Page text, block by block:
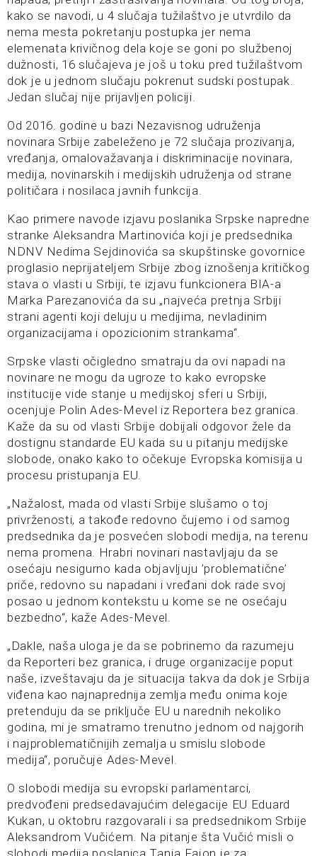
kako se navodi, u 4 slučaja tužilaštvo je utvrdilo da
nema mesta pokretanju postupka jer nema
elemenata krivičnog dela koje se goni po službenoj
dužnosti, 16 slučajeva je još u toku pred tužilaštvom
dok je u jednom slučaju pokrenut sudski postupak.
Jedan slučaj nije prijavljen policiji.
Od 2016. godine u bazi Nezavisnog udruženja
novinara Srbije zabeleženo je 72 slučaja prozivanja,
vređanja, omalovažavanja i diskriminacije novinara,
medija, novinarskih i medijskih udruženja od strane
političara i nosilaca javnih funkcija.
Kao primere navode izjavu poslanika Srpske napredne
stranke Aleksandra Martinovića koji je predsednika
NDNV Nedima Sejdinovića sa skupštinske govornice
proglasio neprijateljem Srbije zbog iznošenja kritičkog
stava o vlasti u Srbiji, te izjavu funkcionera BIA-a
Marka Parezanovića da su „najveća pretnja Srbiji
strani agenti koji deluju u medijima, nevladinim
organizacijama i opozicionim strankama“.
Srpske vlasti očigledno smatraju da ovi napadi na
novinare ne mogu da ugroze to kako evropske
institucije vide stanje u medijskoj sferi u Srbiji,
ocenjuje Polin Ades-Mevel iz Reportera bez granica.
Kaže da su od vlasti Srbije dobijali odgovor žele da
dostignu standarde EU kada su u pitanju medijske
slobode, onako kako to očekuje Evropska komisija u
procesu pristupanja EU.
„Nažalost, mada od vlasti Srbije slušamo o toj
privrženosti, a takođe redovno čujemo i od samog
predsednika da je posvećen slobodi medija, na terenu
nema promena. Hrabri novinari nastavljaju da se
osećaju nesigurno kada objavljuju ’problematične’
priče, redovno su napadani i vređani dok rade svoj
posao u jednom kontekstu u kome se ne osećaju
bezbedno“, kaže Ades-Mevel.
„Dakle, naša uloga je da se pobrinemo da razumeju
da Reporteri bez granica, i druge organizacije poput
naše, izveštavaju da je situacija takva da dok je Srbija
viđena kao najnaprednija zemlja među onima koje
pretenduju da se priključe EU u narednih nekoliko
godina, mi je smatramo trenutno jednom od najgorih
i najproblematičnijih zemalja u smislu slobode
medija“, poručuje Ades-Mevel.
O slobodi medija su evropski parlamentarci,
predvođeni predsedavajućim delegacije EU Eduard
Kukan, u oktobru razgovarali i sa predsednikom Srbije
Aleksandrom Vučićem. Na pitanje šta Vučić misli o
slobodi medija poslanica Tanja Fajon je za